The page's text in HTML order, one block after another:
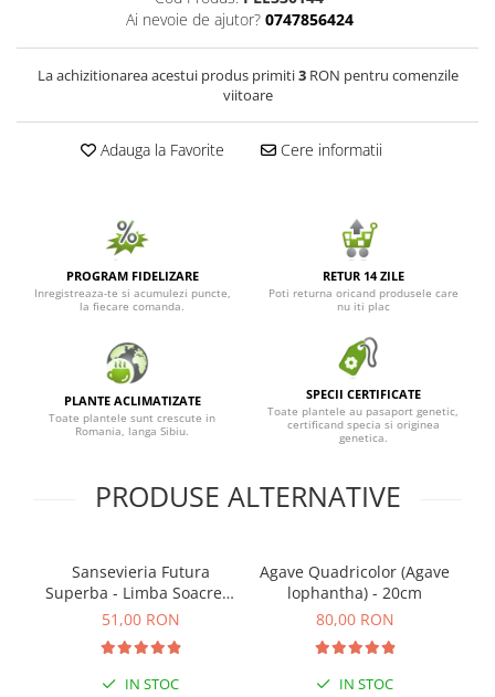
Seminte de Ierburi
Seminte de Legume/Fructe
Ai nevoie de ajutor? 0747856424
La achizitionarea acestui produs primiti3RON pentru comenzile
viitoare
Adauga la Favorite Cere informatii
PROGRAM FIDELIZARE
Inregistreaza-te si acumulezi puncte,
la fiecare comanda.
RETUR 14 ZILE
Poti returna oricand produsele care
nu iti plac
PLANTE ACLIMATIZATE
Toate plantele sunt crescute in
Romania, langa Sibiu.
SPECII CERTIFICATE
Toate plantele au pasaport genetic,
certificand specia si originea
genetica.
PRODUSE ALTERNATIVE
Sansevieria Futura
Superba - Limba Soacrei -
30cm+
51,00 RON
IN STOC
Agave Quadricolor (Agave
lophantha) - 20cm
80,00 RON
IN STOC